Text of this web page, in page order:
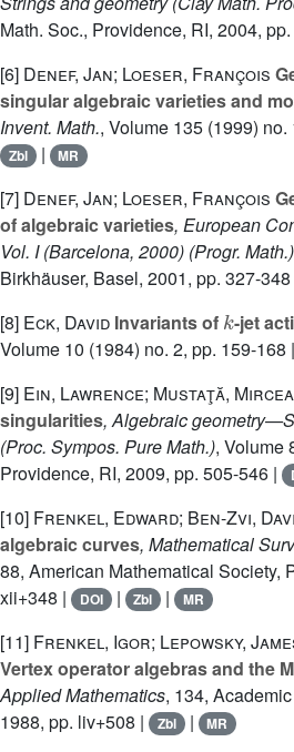
Math. Soc., Providence, RI, 2004,
[6] Denef, Jan; Loeser, François
singular algebraic varieties and
Invent. Math., Volume 135 (1999) no.
Zbl | MR
[7] Denef, Jan; Loeser, François
of algebraic varieties, European
Vol. I (Barcelona, 2000) (Progr. Math.)
Birkhäuser, Basel, 2001, pp. 327-348
[8] Eck, David Invariants of
k
-jet
Volume 10 (1984) no. 2, pp. 159-168 |
[9] Ein, Lawrence; Mustaţă, Mircea
singularities, Algebraic
(Proc. Sympos. Pure Math.), Volume
Providence, RI, 2009, pp. 505-546 |
[10] Frenkel, Edward; Ben-Zvi,
algebraic curves, Mathematical
88, American Mathematical Society,
xii+348 |
DOI | Zbl | MR
[11] Frenkel, Igor; Lepowsky,
Vertex operator algebras and the
Applied Mathematics, 134,
1988, pp. liv+508 |
Zbl | MR